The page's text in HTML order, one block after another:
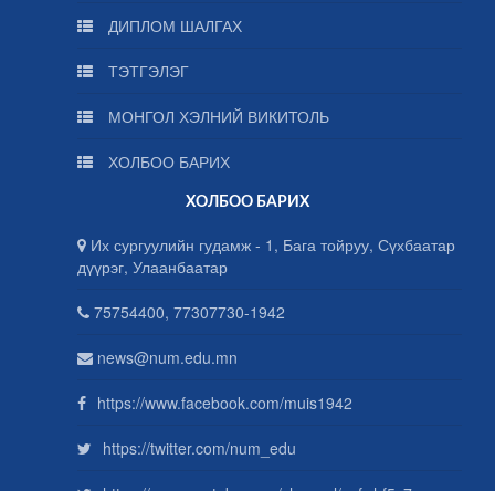
ДИПЛОМ ШАЛГАХ
ТЭТГЭЛЭГ
МОНГОЛ ХЭЛНИЙ ВИКИТОЛЬ
ХОЛБОО БАРИХ
ХОЛБОО БАРИХ
Их сургуулийн гудамж - 1, Бага тойруу, Сүхбаатар
дүүрэг, Улаанбаатар
75754400, 77307730-1942
news@num.edu.mn
https://www.facebook.com/muis1942
https://twitter.com/num_edu